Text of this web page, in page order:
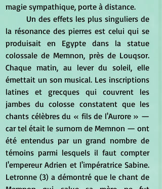
magie sympathique, porte à distance.
la résonance des pierres est celui qui se
produisait en Egypte dans la statue
colossale de Memnon, près de Louqsor.
Chaque matin, au lever du soleil, elle
émettait un son musical. Les inscriptions
latines et grecques qui couvrent les
jambes du colosse constatent que les
chants célèbres du « fils de l'Aurore » —
car tel était le surnom de Memnon — ont
été entendus par un grand nombre de
témoins parmi lesquels il faut compter
l'empereur Adrien et l'impératrice Sabine.
Letronne (3) a démontré que le chant de